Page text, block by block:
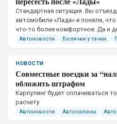
​Стандартная ситуация. Вы
автомобиле «Лада» и поняли,
что-то более комфортное. Да и
этом материале мы разберем
Автоновости Болячки у тачки
НОВОСТИ
Совместные поездки за
обложить штрафом
​Карпулинг будет оплачиваться
расчету
Автоновости Автосалоны